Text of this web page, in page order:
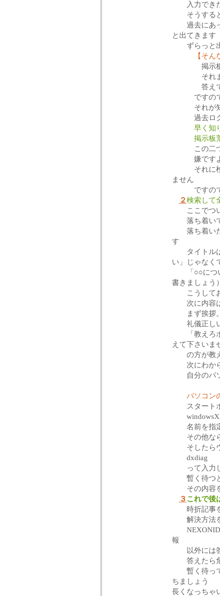
入力できた
そうする
過去にあっ
と出てきます
ずらっと出
【そん
掲示
それまでに
答えても
ですの
それが知り
過去ログで
早く知りた
掲示板荒
この二つが
嫌ですよ
それに検索
ません
ですので
２検索して
ここでつ
落ち着いて
落ち着いた
す
タイトルは
い」じゃなく
「○○につい
書きましょう
こうしてお
次に内容
まず挨拶。
礼儀正しい
「教えろボ
えて下さいま
の方が教え
次にわから
自分のパソ
パソコンの
スタート
windowsXP
名前を指定
その他なら
そしたらウ
dxdiag
って入力し
暫く待つと
その内容を
３ これで後
時折記事
解決方法を
NEXONID
報
以外には答
答えたら危
暫く待って
ちましょう
長くなっちゃ